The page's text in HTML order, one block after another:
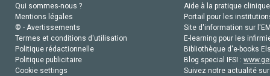
Qui sommes-nous ?
Mentions légales
© - Avertissements
Termes et conditions d'utilisation
Politique rédactionnelle
Politique publicitaire
Cookie settings
Aide à la pratique
Portail pour les
Site d'information sur
E-learning pour les
Bibliothèque d'e-books
Blog special IFSI :
Suivez notre actualité